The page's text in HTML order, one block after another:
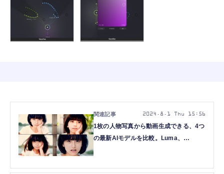
1枚の人物写真から動画生成できる、4つ
の最新AIモデルを比較。Luma、
2024.8.1 Thu 15:56